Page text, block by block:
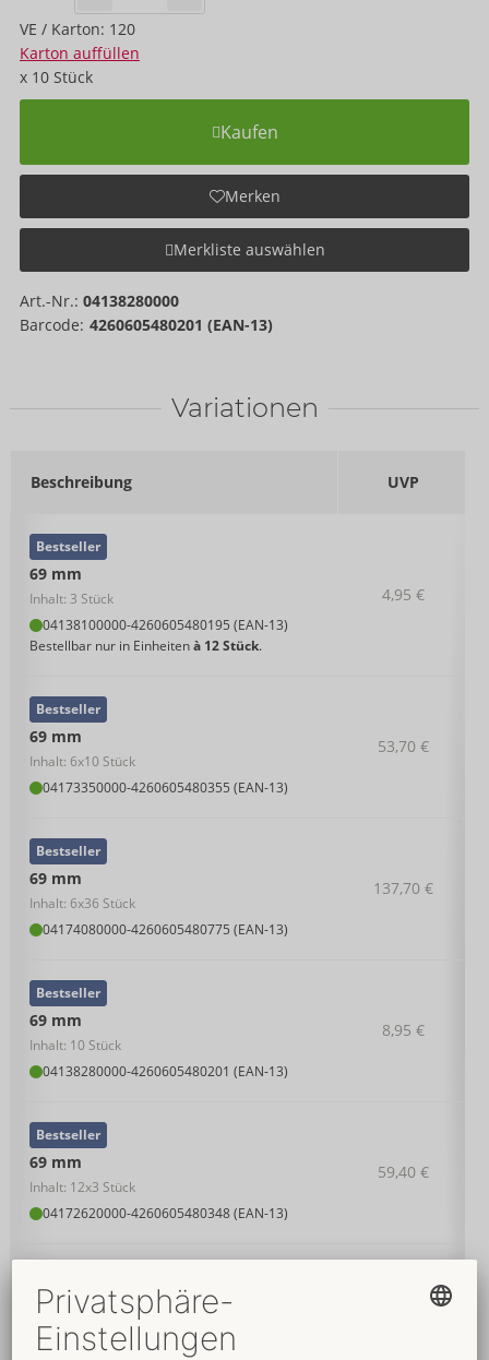
VE / Karton: 120
Karton auffüllen
x 10 Stück
Kaufen
Merken
Merkliste auswählen
Art.-Nr.: 04138280000
Barcode: 4260605480201 (EAN-13)
Variationen
Beschreibung UVP
69 mm
Inhalt: 3 Stück
04138100000-4260605480195 (EAN-13)
Bestellbar nur in Einheitenà 12 Stück.
Bestseller
4,95 €
69 mm
Inhalt: 6x10 Stück
04173350000-4260605480355 (EAN-13)
Bestseller
53,70 €
69 mm
Inhalt: 6x36 Stück
04174080000-4260605480775 (EAN-13)
Bestseller
137,70 €
69 mm
Inhalt: 10 Stück
04138280000-4260605480201 (EAN-13)
Bestseller
8,95 €
69 mm
Inhalt: 12x3 Stück
04172620000-4260605480348 (EAN-13)
Bestseller
59,40 €
69 mm
Inhalt: 36 Stück
04138360000 -4260605480218 (EAN-13)